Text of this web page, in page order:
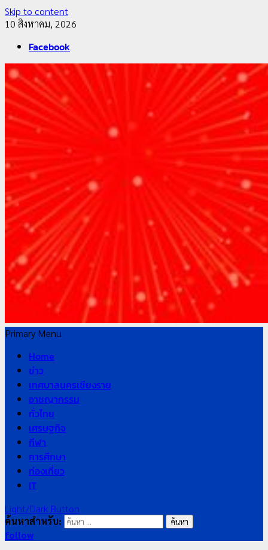
Skip to content
10 สิงหาคม, 2026
Facebook
Primary Menu
Home
ข่าว
เทศบาลนครเชียงราย
อาชญากรรม
ทั่วไทย
เศรษฐกิจ
กีฬา
การศึกษา
ท่องเที่ยว
IT
Light/Dark Button
ค้นหาสำหรับ:
follow